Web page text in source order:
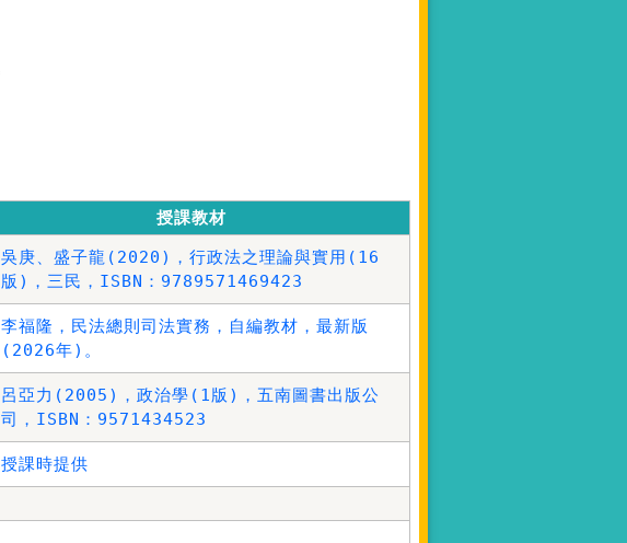
授課教材
吳庚、盛子龍(2020)， 行政法之理論與實用 (16
版)，三民，ISBN：9789571469423
李福隆，民法總則司法實務，自編教材，最新版
(2026年)。
呂亞力(2005)， 政治學 (1版)，五南圖書出版公
司，ISBN：9571434523
授課時提供